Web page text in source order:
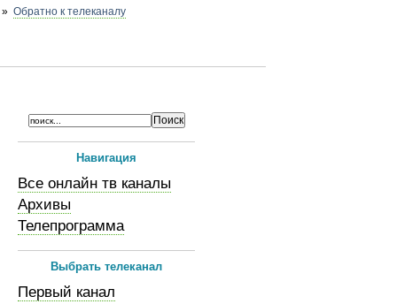
» Обратно к телеканалу
Навигация
Все онлайн тв каналы
Архивы
Телепрограмма
Выбрать телеканал
Первый канал